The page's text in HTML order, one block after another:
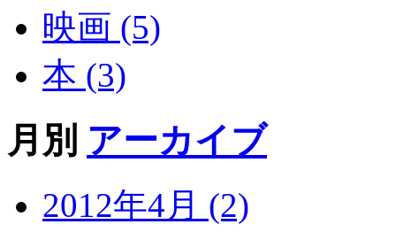
映画 (5)
本 (3)
月別 アーカイブ
2012年4月 (2)